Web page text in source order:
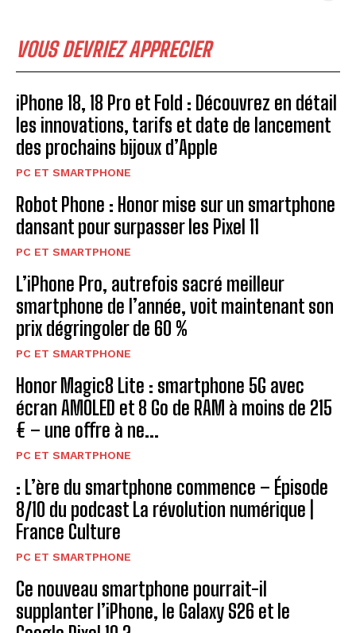
VOUS DEVRIEZ APPRECIER
iPhone 18, 18 Pro et Fold : Découvrez en détail
les innovations, tarifs et date de lancement
des prochains bijoux d’Apple
PC ET SMARTPHONE
Robot Phone : Honor mise sur un smartphone
dansant pour surpasser les Pixel 11
PC ET SMARTPHONE
L’iPhone Pro, autrefois sacré meilleur
smartphone de l’année, voit maintenant son
prix dégringoler de 60 %
PC ET SMARTPHONE
Honor Magic8 Lite : smartphone 5G avec
écran AMOLED et 8 Go de RAM à moins de 215
€ – une offre à ne...
PC ET SMARTPHONE
: L’ère du smartphone commence – Épisode
8/10 du podcast La révolution numérique |
France Culture
PC ET SMARTPHONE
Ce nouveau smartphone pourrait-il
supplanter l’iPhone, le Galaxy S26 et le